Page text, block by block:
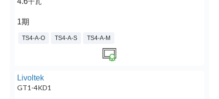
1期
TS4-A-O TS4-A-S TS4-A-M
Livoltek
GT1-4KD1